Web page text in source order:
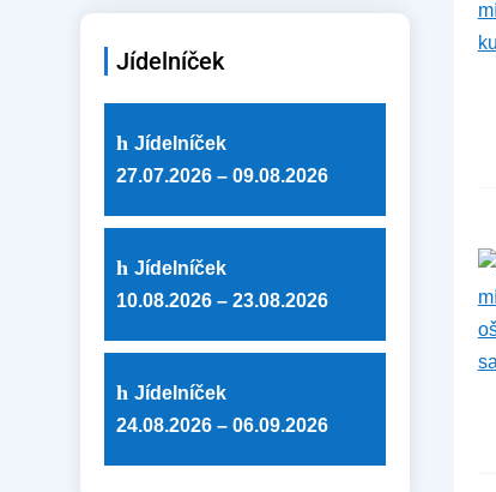
Jídelníček
Jídelníček
27.07.2026 – 09.08.2026
Jídelníček
10.08.2026 – 23.08.2026
Jídelníček
24.08.2026 – 06.09.2026